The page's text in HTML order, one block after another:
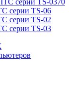
серии TS-0370
серии TS-06
серии TS-02
серии TS-03